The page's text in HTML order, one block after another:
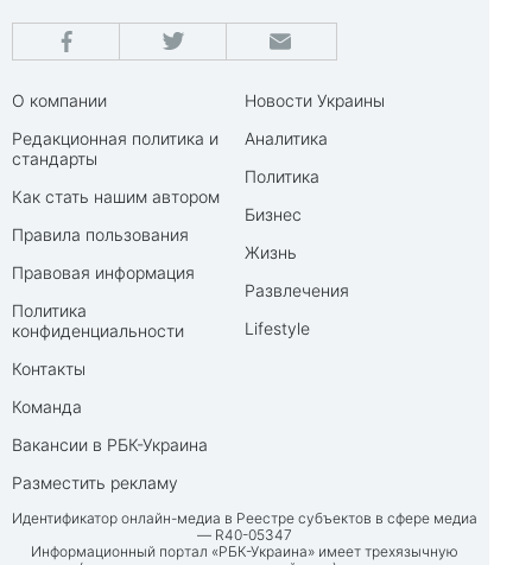
О компании
Редакционная политика и
стандарты
Как стать нашим автором
Правила пользования
Правовая информация
Политика
конфиденциальности
Контакты
Команда
Вакансии в РБК-Украина
Разместить рекламу
Новости Украины
Аналитика
Политика
Бизнес
Жизнь
Развлечения
Lifestyle
Идентификатор онлайн-медиа в Реестре субъектов в сфере медиа
— R40-05347
Информационный портал «РБК-Украина» имеет трехязычную